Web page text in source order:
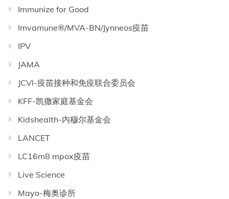
Immunize for Good
Imvamune®/MVA-BN/Jynneos疫苗
IPV
JAMA
JCVI-疫苗接种和免疫联合委员会
KFF-凯撒家庭基金会
Kidshealth-内穆尔基金会
LANCET
LC16m8 mpox疫苗
Live Science
Mayo-梅奥诊所